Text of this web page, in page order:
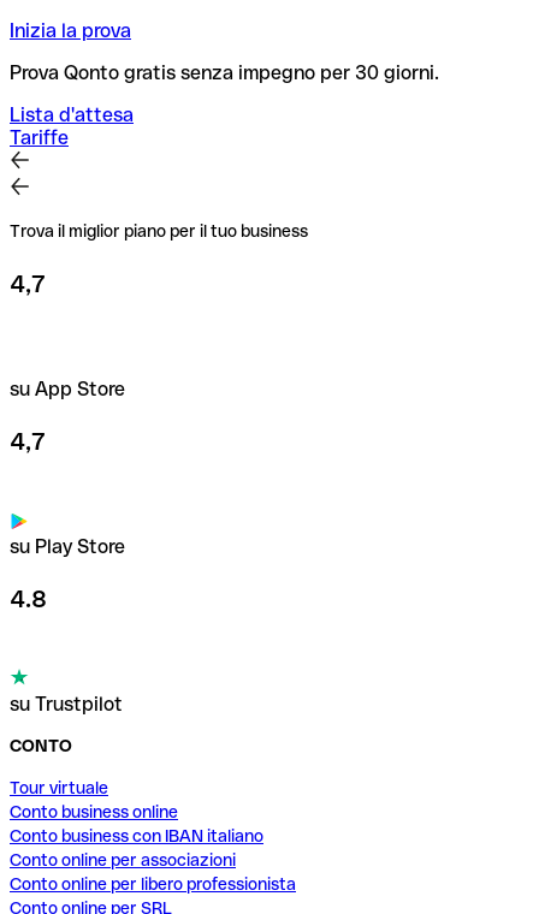
Inizia la prova
Prova Qonto gratis senza impegno per 30 giorni.
Lista d'attesa
Tariffe
Trova il miglior piano per il tuo business
4,7
su App Store
4,7
su Play Store
4.8
su Trustpilot
CONTO
Tour virtuale
Conto business online
Conto business con IBAN italiano
Conto online per associazioni
Conto online per libero professionista
Conto online per SRL